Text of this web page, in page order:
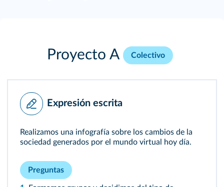
Proyecto A Colectivo
Expresión escrita
Realizamos una infografía sobre los cambios de la
sociedad generados por el mundo virtual hoy día.
Preguntas